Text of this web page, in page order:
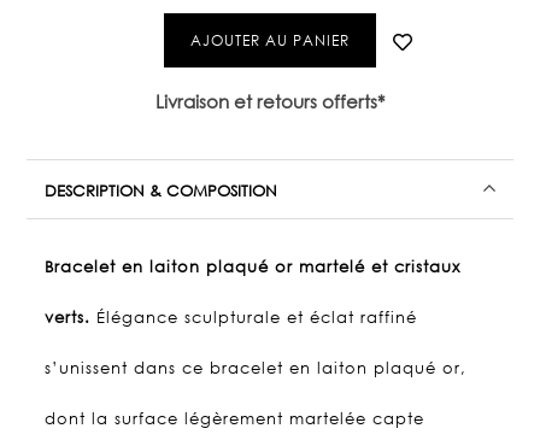
AJOUTER AU PANIER
Livraison et retours offerts*
DESCRIPTION & COMPOSITION
Bracelet en laiton plaqué or martelé et cristaux
verts. Élégance sculpturale et éclat raffiné
s’unissent dans ce bracelet en laiton plaqué or,
dont la surface légèrement martelée capte